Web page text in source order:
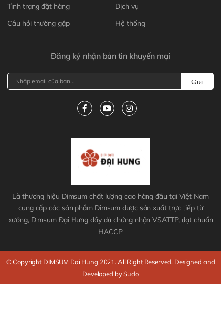
Tình trạng đặt hàng
Câu hỏi thường gặp
Dịch vụ
Hệ thống
Đăng ký nhận bản tin khuyến mại
Gửi
Là thương hiệu Dimsum chất lượng cao hàng đầu tại Việt Nam
cung cấp các sản phẩm Dimsum được sản xuất trực tiếp từ
xưởng, Dimsum Đại Hưng đầy đủ chứng nhận VSATTP, đạt chuẩn
HACCP
© Copyright DIMSUM Dai Hung 2021. All Right Reserved. Designed and
Developed by Sudo